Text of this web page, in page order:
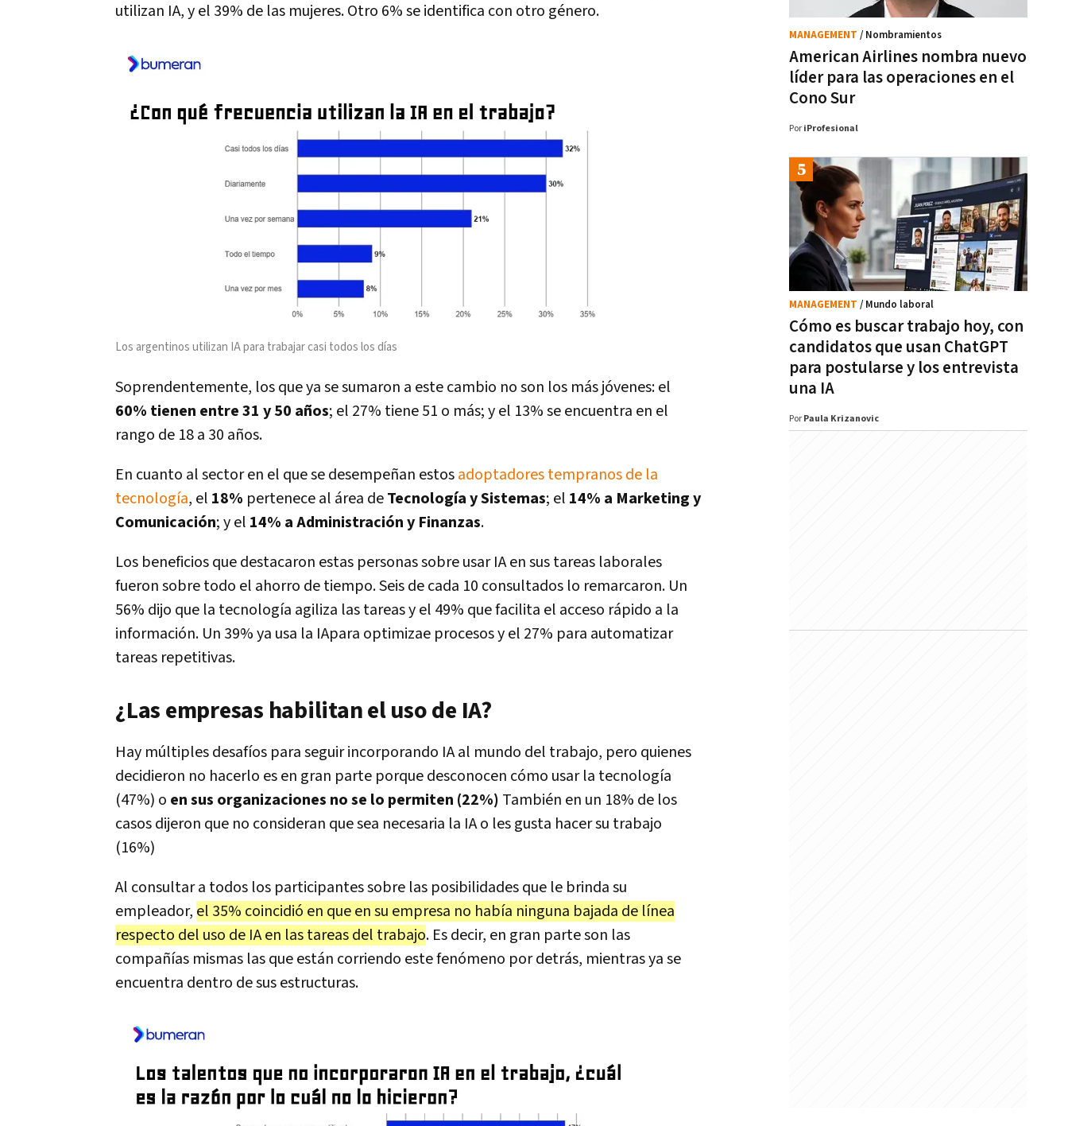
utilizan IA, y el 39% de las mujeres. Otro 6% se identifica con otro género.
Los argentinos utilizan IA para trabajar casi todos los días
Soprendentemente, los que ya se sumaron a este cambio no son los más jóvenes: el
60% tienen entre 31 y 50 años; el 27% tiene 51 o más; y el 13% se encuentra en el
rango de 18 a 30 años.
En cuanto al sector en el que se desempeñan estosadoptadores tempranos de la
tecnología, el 18% pertenece al área deTecnología y Sistemas; el 14% a Marketing y
Comunicación; y el 14% a Administración y Finanzas.
Los beneficios que destacaron estas personas sobre usar IA en sus tareas laborales
fueron sobre todo el ahorro de tiempo. Seis de cada 10 consultados lo remarcaron. Un
56% dijo que la tecnología agiliza las tareas y el 49% que facilita el acceso rápido a la
información. Un 39% ya usa la IApara optimizae procesos y el 27% para automatizar
tareas repetitivas.
¿Las empresas habilitan el uso de IA?
Hay múltiples desafíos para seguir incorporando IA al mundo del trabajo, pero quienes
decidieron no hacerlo es en gran parte porque desconocen cómo usar la tecnología
(47%) o en sus organizaciones no se lo permiten (22%) También en un 18% de los
casos dijeron que no consideran que sea necesaria la IA o les gusta hacer su trabajo
(16%)
Al consultar a todos los participantes sobre las posibilidades que le brinda su
empleador, el 35% coincidió en que en su empresa no había ninguna bajada de línea
respecto del uso de IA en las tareas del trabajo. Es decir, en gran parte son las
compañías mismas las que están corriendo este fenómeno por detrás, mientras ya se
encuentra dentro de sus estructuras.
American Airlines nombra nuevo
líder para las operaciones en el
Cono Sur
MANAGEMENT / Nombramientos
Por iProfesional
Cómo es buscar trabajo hoy, con
candidatos que usan ChatGPT
para postularse y los entrevista
una IA
MANAGEMENT / Mundo laboral
Por Paula Krizanovic